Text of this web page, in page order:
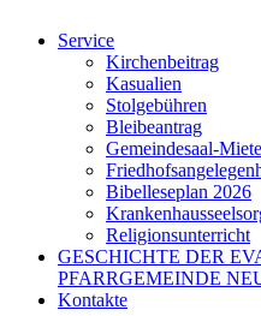
Service
Kirchenbeitrag
Kasualien
Stolgebühren
Bleibeantrag
Gemeindesaal-Miete
Bibelleseplan 2026
Religionsunterricht
GESCHICHTE DER
PFARRGEMEINDE
Kontakte